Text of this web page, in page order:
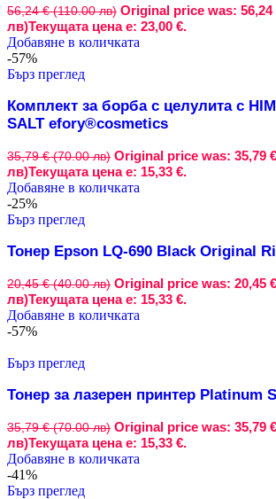
56,24 € (110.00 лв) Original price was: 56,24
лв)Текущата цена е: 23,00 €.
Добавяне в количката
-57%
Бърз преглед
Комплект за борба с целулита с
SALT efory®cosmetics
35,79 € (70.00 лв) Original price was: 35,79
лв)Текущата цена е: 15,33 €.
Добавяне в количката
-25%
Бърз преглед
Тонер Epson LQ-690 Black Original
20,45 € (40.00 лв) Original price was: 20,45
лв)Текущата цена е: 15,33 €.
Добавяне в количката
-57%
Бърз преглед
Тонер за лазерен принтер Platinum
35,79 € (70.00 лв) Original price was: 35,79
лв)Текущата цена е: 15,33 €.
Добавяне в количката
-41%
Бърз преглед